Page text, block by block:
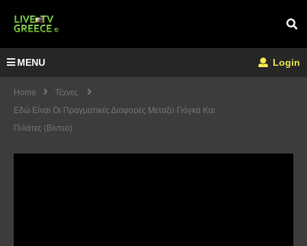
MENU Login
Home
Τέχνες
Εδώ Είναι Οι Πραγματικές Διαφορές Μεταξύ Γιόγκα Και
Πιλάτες (Βίντεο)